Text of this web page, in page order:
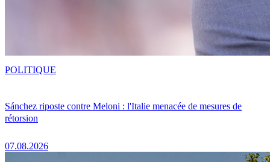
Sánchez riposte contre Meloni : l'Italie menacée de mesures de
rétorsion
07.08.2026
POLITIQUE